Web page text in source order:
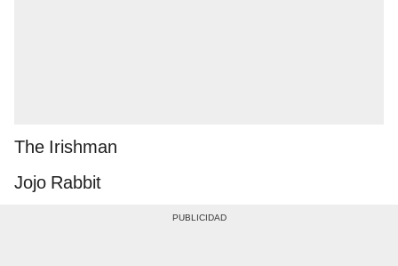
The Irishman
Jojo Rabbit